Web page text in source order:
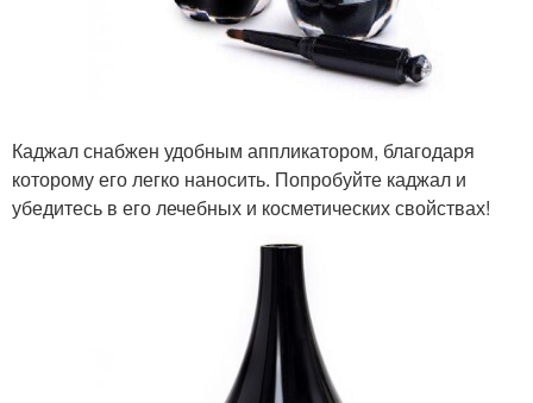
Каджал снабжен удобным аппликатором, благодаря
которому его легко наносить. Попробуйте каджал и
убедитесь в его лечебных и косметических свойствах!